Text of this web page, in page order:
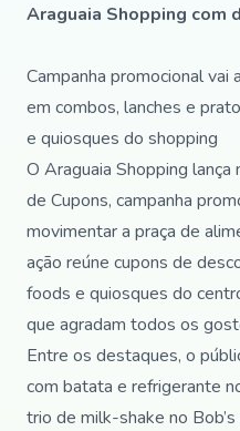
Araguaia Shopping com
Campanha promocional
em combos, lanches e
e quiosques do shopping
O Araguaia Shopping
de Cupons, campanha
movimentar a praça de
ação reúne cupons de
foods e quiosques do
que agradam todos os
Entre os destaques, o
com batata e refrigerante
trio de milk-shake no